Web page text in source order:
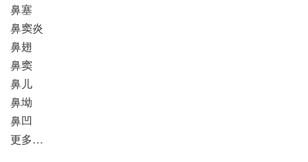
鼻塞
鼻窦炎
鼻翅
鼻窦
鼻儿
鼻坳
鼻凹
更多…